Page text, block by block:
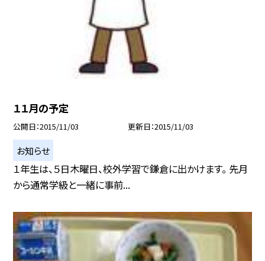
１１月の予定
公開日 2015/11/03 更新日 2015/11/03
お知らせ
１年生は、５日木曜日、校外学習で鎌倉に出かけます。 先月
から通常学級と一緒に事前...